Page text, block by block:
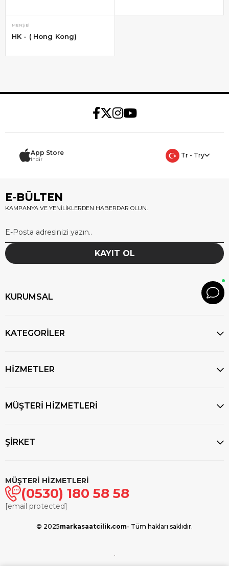
MENŞEI
HK - ( Hong Kong)
App Store
İndir
Tr - Try
E-BÜLTEN
KAMPANYA VE YENİLİKLERDEN HABERDAR OLUN.
KAYIT OL
KURUMSAL
KATEGORİLER
HİZMETLER
MÜŞTERİ HİZMETLERİ
ŞİRKET
MÜŞTERİ HİZMETLERİ
(0530) 180 58 58
[email protected]
© 2025markasaatcilik.com- Tüm hakları saklıdır.